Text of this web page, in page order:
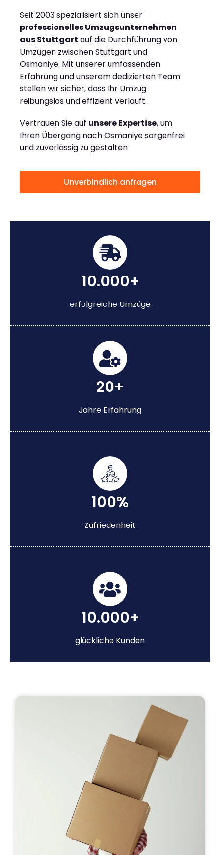
Seit 2003 spezialisiert sich unser
professionelles Umzugsunternehmen
aus Stuttgart auf die Durchführung von
Umzügen zwischen Stuttgart und
Osmaniye. Mit unserer umfassenden
Erfahrung und unserem dedizierten Team
stellen wir sicher, dass Ihr Umzug
reibungslos und effizient verläuft.
Vertrauen Sie auf unsere Expertise, um
Ihren Übergang nach Osmaniye sorgenfrei
und zuverlässig zu gestalten
Unverbindlich anfragen
10.000+
erfolgreiche Umzüge
20+
Jahre Erfahrung
100%
Zufriedenheit
10.000+
glückliche Kunden